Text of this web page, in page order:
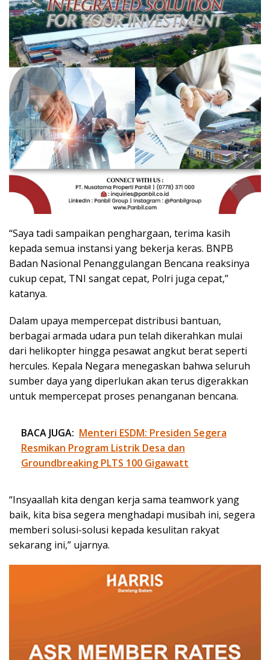
“Saya tadi sampaikan penghargaan, terima kasih
kepada semua instansi yang bekerja keras. BNPB
Badan Nasional Penanggulangan Bencana reaksinya
cukup cepat, TNI sangat cepat, Polri juga cepat,”
katanya.
Dalam upaya mempercepat distribusi bantuan,
berbagai armada udara pun telah dikerahkan mulai
dari helikopter hingga pesawat angkut berat seperti
hercules. Kepala Negara menegaskan bahwa seluruh
sumber daya yang diperlukan akan terus digerakkan
untuk mempercepat proses penanganan bencana.
BACA JUGA: Menteri ESDM: Presiden Segera
Resmikan Program Listrik Desa dan
Groundbreaking PLTS 100 Gigawatt
“Insyaallah kita dengan kerja sama teamwork yang
baik, kita bisa segera menghadapi musibah ini, segera
memberi solusi-solusi kepada kesulitan rakyat
sekarang ini,” ujarnya.